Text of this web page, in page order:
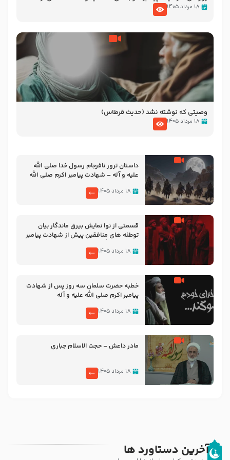
نوانمایش حرامیان در احرام – 1389
۱۸ مرداد ۱۴۰۵
وصیتی که نوشته نشد (حدیث قرطاس)
۱۸ مرداد ۱۴۰۵
‌‌‌‌‌‌‌داستان ترور نافرجام رسول خدا صلی الله
علیه و آله – شهادت پیامبر اکرم صلی الله
۱۸ مرداد ۱۴۰۵
قسمتی از نوا نمایش بیرق ماندگار بیان
توطئه های منافقین پیش از شهادت پیامبر
۱۸ مرداد ۱۴۰۵
خطبه حضرت سلمان سه روز پس از شهادت
پیامبر اکرم صلی الله علیه و آله
۱۸ مرداد ۱۴۰۵
مادر داعش – حجت الاسلام جباری
۱۸ مرداد ۱۴۰۵
آخرین دستاورد ها